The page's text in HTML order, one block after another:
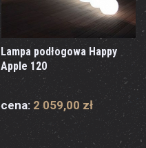
Lampa podłogowa Happy
Apple 120
cena: 2 059,00 zł